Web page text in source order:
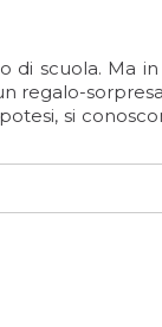
di scuola. Ma
regalo-
si